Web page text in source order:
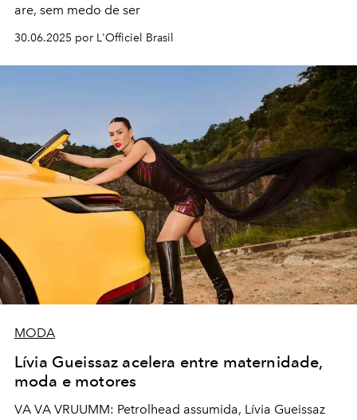
are, sem medo de ser
30.06.2025 por L'Officiel Brasil
MODA
Lívia Gueissaz acelera entre maternidade,
moda e motores
VA VA VRUUMM: Petrolhead assumida, Lívia Gueissaz